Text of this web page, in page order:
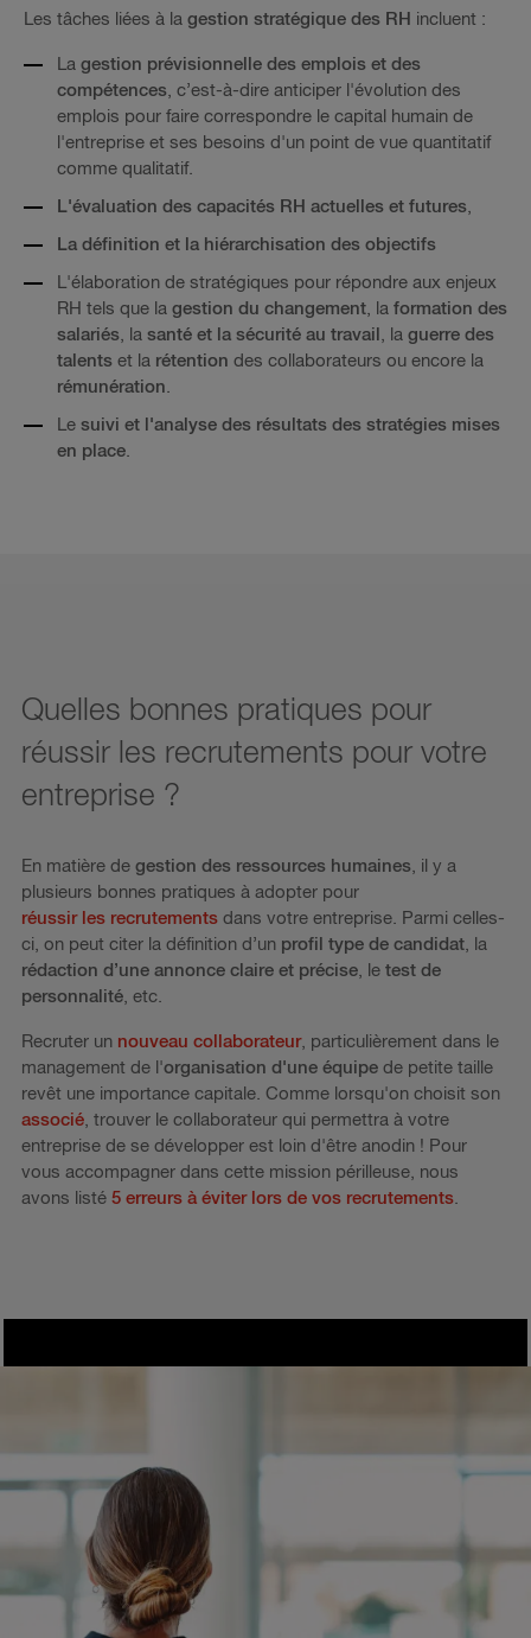
Les tâches liées à la gestion stratégique des RH incluent :
La gestion prévisionnelle des emplois et des
compétences, c’est-à-dire anticiper l'évolution des
emplois pour faire correspondre le capital humain de
l'entreprise et ses besoins d'un point de vue quantitatif
comme qualitatif.
L'évaluation des capacités RH actuelles et futures,
La définition et la hiérarchisation des objectifs
L'élaboration de stratégiques pour répondre aux enjeux
RH tels que la gestion du changement, la formation des
salariés, la santé et la sécurité au travail , la guerre des
talents et la rétention des collaborateurs ou encore la
rémunération.
Le suivi et l'analyse des résultats des stratégies mises
en place.
Quelles bonnes pratiques pour
réussir les recrutements pour votre
entreprise ?
En matière de gestion des ressources humaines, il y a
plusieurs bonnes pratiques à adopter pour
réussir les recrutements dans votre entreprise. Parmi celles-
ci, on peut citer la définition d’un profil type de candidat, la
rédaction d’une annonce claire et précise, le test de
personnalité, etc.
Recruter un nouveau collaborateur, particulièrement dans le
management de l'organisation d'une équipe de petite taille
revêt une importance capitale. Comme lorsqu'on choisit son
associé, trouver le collaborateur qui permettra à votre
entreprise de se développer est loin d'être anodin ! Pour
vous accompagner dans cette mission périlleuse, nous
avons listé 5 erreurs à éviter lors de vos recrutements.